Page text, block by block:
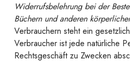
Widerrufsbelehrung bei der
Büchern und anderen
Verbrauchern steht ein
Verbraucher ist jede natürliche
Rechtsgeschäft zu Zwecken